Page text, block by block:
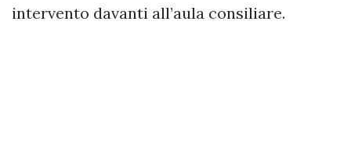
intervento davanti all’aula consiliare.